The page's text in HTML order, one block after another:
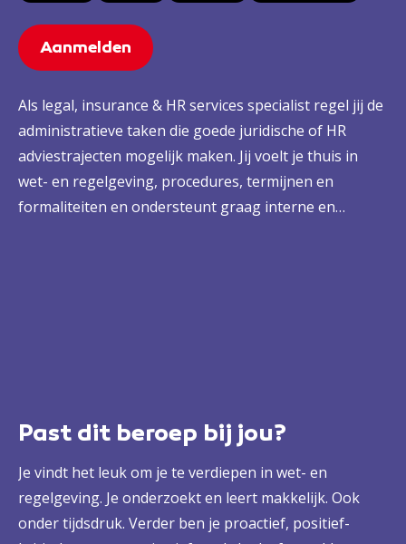
Aanmelden
Als legal, insurance & HR services specialist regel jij de
administratieve taken die goede juridische of HR
adviestrajecten mogelijk maken. Jij voelt je thuis in
wet- en regelgeving, procedures, termijnen en
formaliteiten en ondersteunt graag interne en
Past dit beroep bij jou?
Je vindt het leuk om je te verdiepen in wet- en
regelgeving. Je onderzoekt en leert makkelijk. Ook
onder tijdsdruk. Verder ben je proactief, positief-